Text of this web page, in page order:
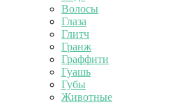
Волосы
Глаза
Глитч
Гранж
Граффити
Гуашь
Губы
Животные